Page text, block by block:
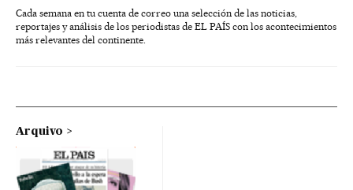
Cada semana en tu cuenta de correo una selección de las noticias,
reportajes y análisis de los periodistas de EL PAÍS con los acontecimientos
más relevantes del continente.
Arquivo